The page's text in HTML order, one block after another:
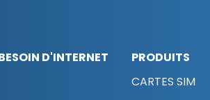
D'INTERNET
PRODUITS
CARTES SIM